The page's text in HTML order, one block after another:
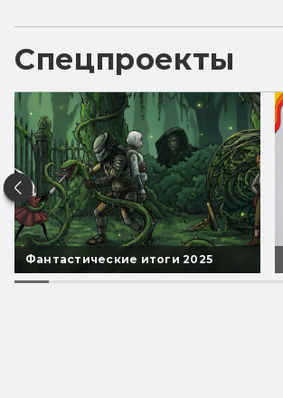
Спецпроекты
Фантастические итоги 2025